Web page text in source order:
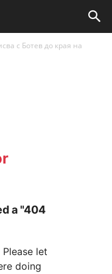
с Ботев до края на